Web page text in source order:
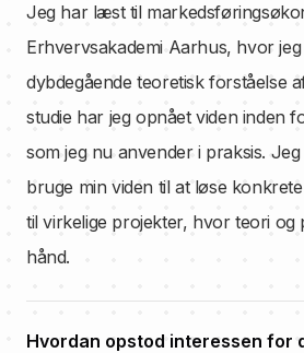
Jeg har læst til
Erhvervsakademi Aarhus, hvor
dybdegående teoretisk forståelse
studie har jeg opnået viden inden
som jeg nu anvender i praksis.
bruge min viden til at løse
til virkelige projekter, hvor teori og
hånd.
Hvordan opstod interessen for